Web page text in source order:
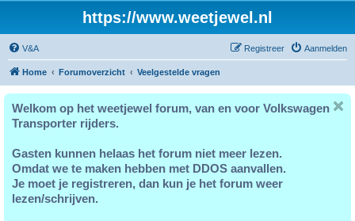
https://www.weetjewel.nl
V&A Aanmelden
Registreer
Home Forumoverzicht Veelgestelde vragen
Welkom op het weetjewel forum, van en voor Volkswagen
Transporter rijders.
Gasten kunnen helaas het forum niet meer lezen.
Omdat we te maken hebben met DDOS aanvallen.
Je moet je registreren, dan kun je het forum weer
lezen/schrijven.